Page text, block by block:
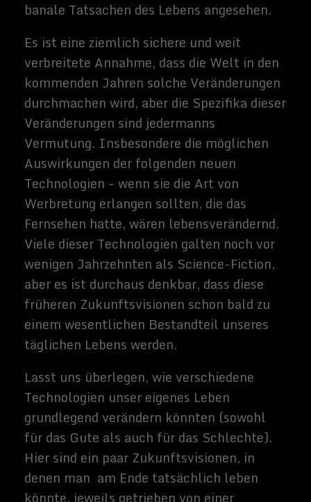
Selbstfahrende Autos, die von Computern
gibt es bereits, aber wenn diese
beispielsweise selbstfahrende Autos die
meisten herkömmlichen Modelle ersetzen
-, könnten sie das Leben von Menschen mit
Zugangzu ihnen dramatisch verändern. Es
ist leicht vorstellbar, dass einige der
Veränderungen, die eine solche
Entwicklung mit sich bringen könnte: zum
Beispiel können moderne selbstfahrende
Autos, die Häufigkeit von Autounfällen
stark reduzieren, indem sie die Fehler der
menschlichen Fahrer weitgehend aus der
Gleichung streichen. Angesichts der
Tatsache, dass jedes Jahr etwa 1,3
Millionen Menschen bei Autounfällen ums
Leben kommen, ist das ein großes
Problem.
Der Aufstieg der selbstfahrenden Autos
könnte auch weniger offensichtliche
solchen Szenario könnte der individuelle
überflüssig werden. Dienste wie Uber und
Lyft, sind billiger und effizienter. Sollte das
Eigentum des Einzelnen auf der Strecke
bleiben, kann sich auch die Stadtplanung
ändern. Die reduzierte Nachfrage nach
Parkplätzen und Garagen für
Privatfahrzeuge könnte zu einem Umzug
aus den Innenstädten führen, wo der Platz
nur schwer zugänglich ist.